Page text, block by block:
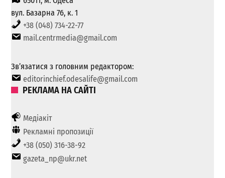
вул. Базарна 76, к. 1
+38 (048) 734-22-77
mail.centrmedia@gmail.com
Зв’язатися з головним редактором:
editorinchief.odesalife@gmail.com
РЕКЛАМА НА САЙТІ
Медіакіт
Рекламні пропозиції
+38 (050) 316-38-92
gazeta_np@ukr.net